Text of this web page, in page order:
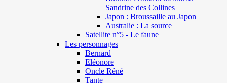
Sandrine des Collines
Japon : Broussaille au Japon
Australie : La source
Satellite n°5 - Le faune
Les personnages
Bernard
Eléonore
Oncle Réné
Tante